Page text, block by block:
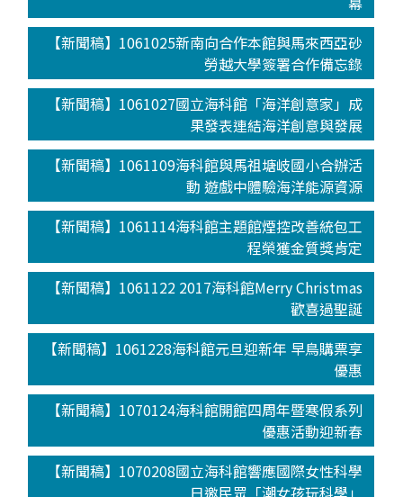
【新聞稿】1061025新南向合作本館與馬來西亞砂
勞越大學簽署合作備忘錄
【新聞稿】1061027國立海科館「海洋創意家」成
果發表連結海洋創意與發展
【新聞稿】1061109海科館與馬祖塘岐國小合辦活
動 遊戲中體驗海洋能源資源
【新聞稿】1061114海科館主題館煙控改善統包工
程榮獲金質獎肯定
【新聞稿】1061122 2017海科館Merry Christmas
歡喜過聖誕
【新聞稿】1061228海科館元旦迎新年 早鳥購票享
優惠
【新聞稿】1070124海科館開館四周年暨寒假系列
優惠活動迎新春
【新聞稿】1070208國立海科館響應國際女性科學
日邀民眾「潮女孩玩科學」